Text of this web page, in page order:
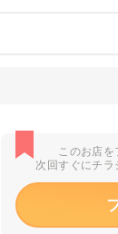
このお店を
次回すぐにチラ